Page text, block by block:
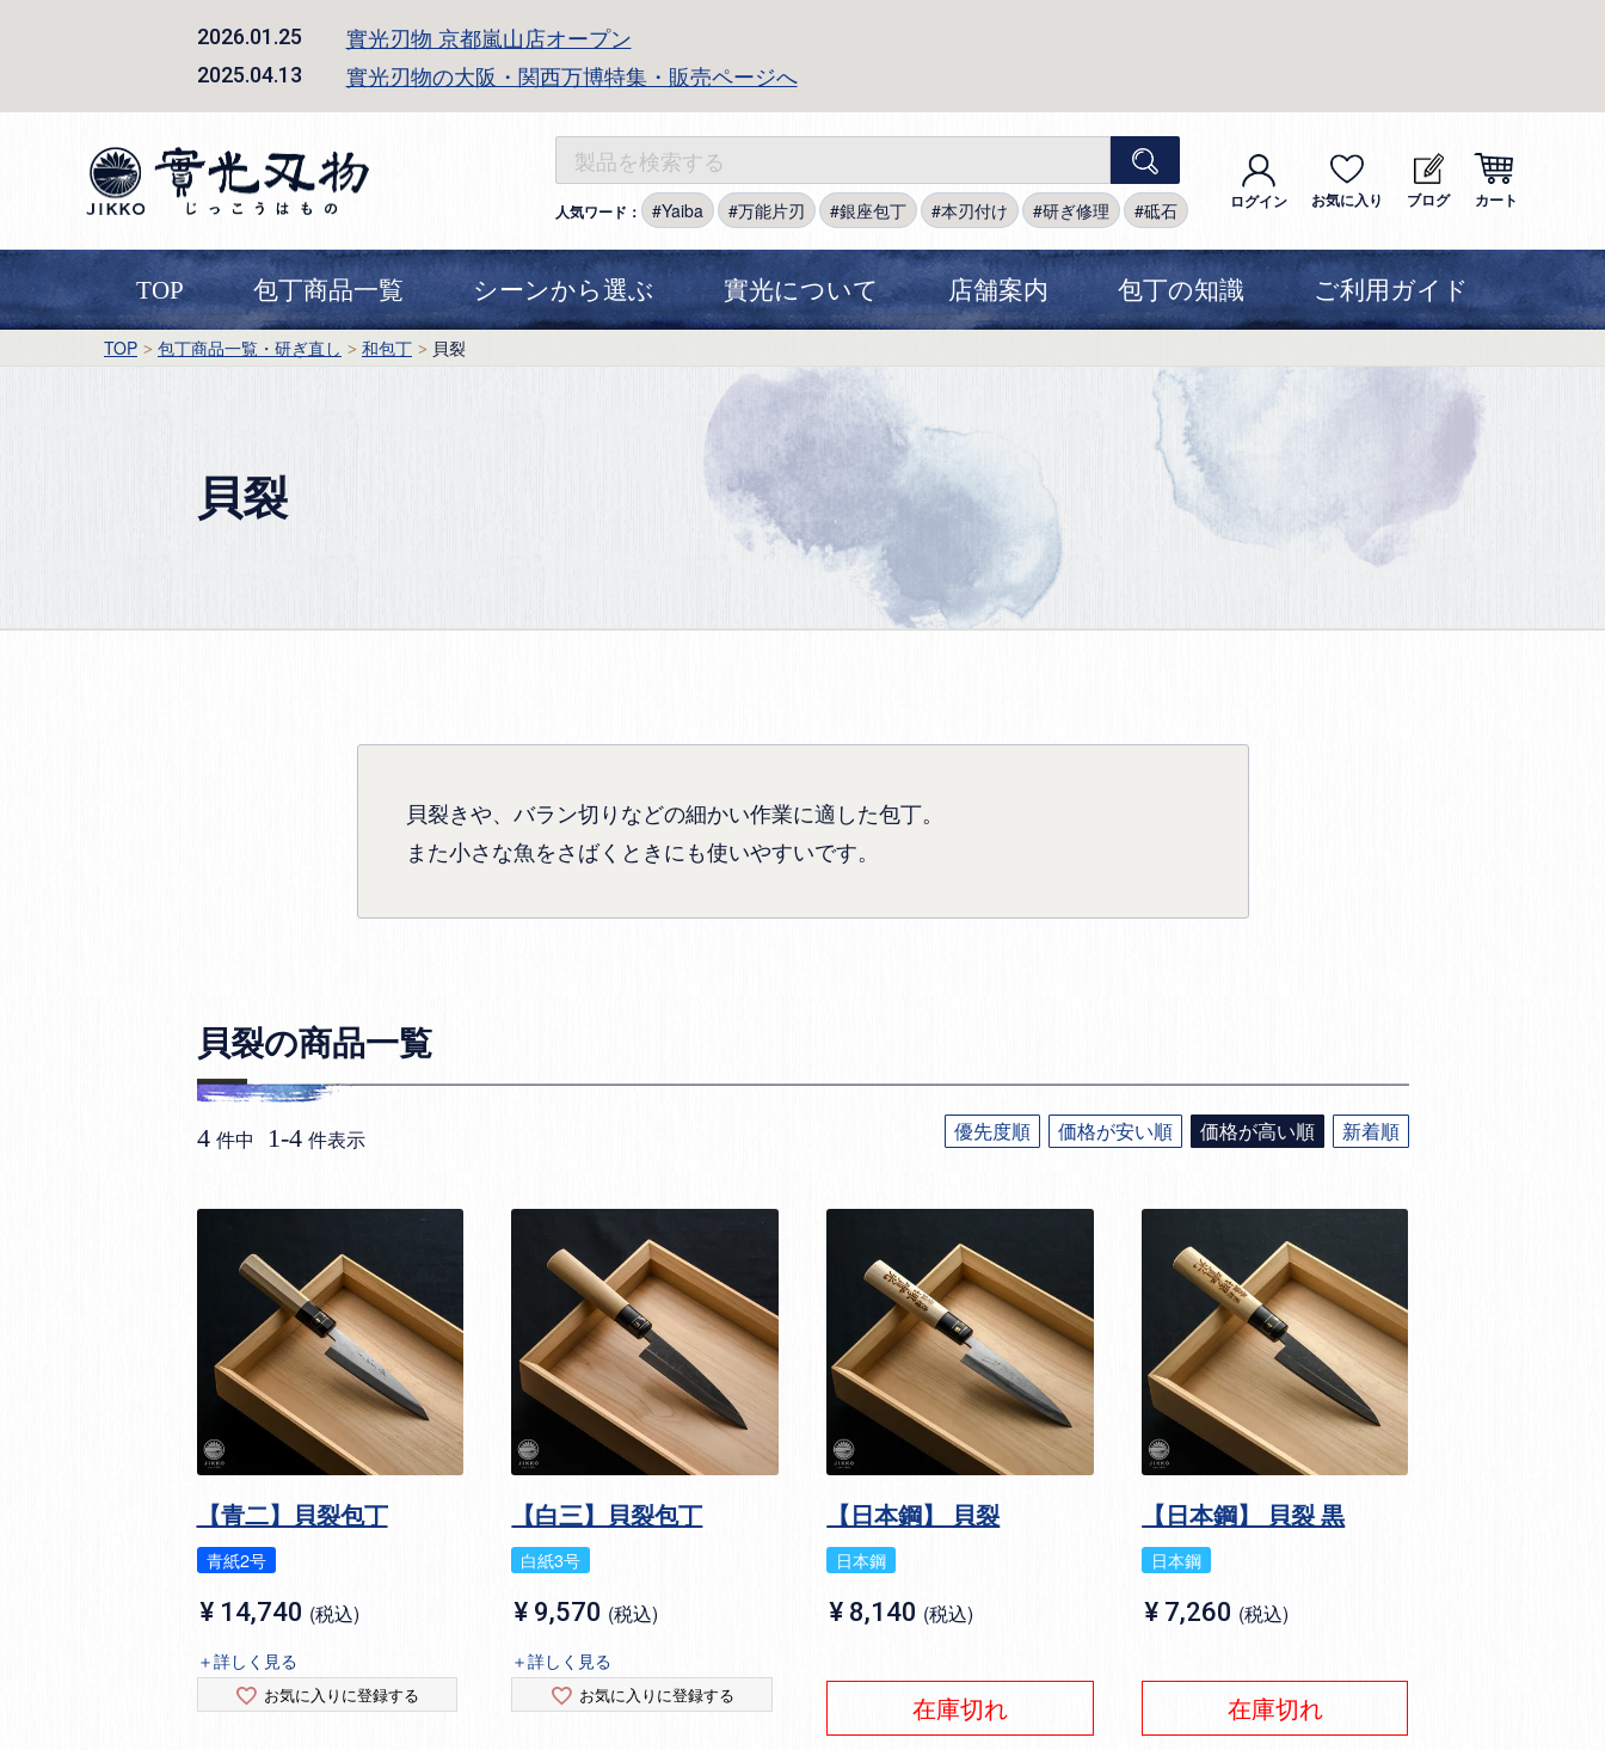
2026.01.25 實光刃物 京都嵐山店オープン
2025.04.13 實光刃物の大阪・関西万博特集・販売ページへ
人気ワード： Yaiba 万能片刃 銀座包丁 本刃付け 研ぎ修理 砥石 ログイン お気に入り ブログ カート
TOP 包丁商品一覧 シーンから選ぶ 實光について 店舗案内 包丁の知識 ご利用ガイド
TOP 包丁商品一覧・研ぎ直し 和包丁 貝裂
貝裂
貝裂きや、バラン切りなどの細かい作業に適した包丁。
また小さな魚をさばくときにも使いやすいです。
貝裂の商品一覧
優先度順 価格が安い順 価格が高い順 新着順
4 件中 1-4 件表示
【青二】貝裂包丁
青紙2号
¥ 14,740 税込
＋詳しく見る
お気に入りに登録する
【白三】貝裂包丁
白紙3号
¥ 9,570 税込
＋詳しく見る
お気に入りに登録する
【日本鋼】 貝裂
日本鋼
¥ 8,140 税込
在庫切れ
【日本鋼】 貝裂 黒
日本鋼
¥ 7,260 税込
在庫切れ